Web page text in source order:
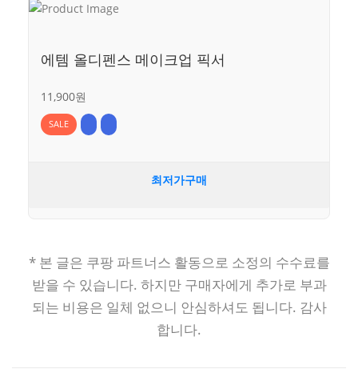
에템 올디펜스 메이크업 픽서
11,900원
SALE
최저가구매
* 본 글은 쿠팡 파트너스 활동으로 소정의 수수료를
받을 수 있습니다. 하지만 구매자에게 추가로 부과
되는 비용은 일체 없으니 안심하셔도 됩니다. 감사
합니다.